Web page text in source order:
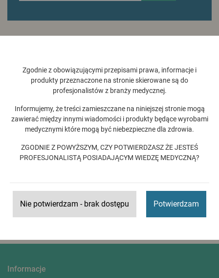
Zgodnie z obowiązującymi przepisami prawa, informacje i
produkty przeznaczone na stronie skierowane są do
profesjonalistów z branży medycznej.
Informujemy, że treści zamieszczane na niniejszej stronie mogą
zawierać między innymi wiadomości i produkty będące wyrobami
medycznymi które mogą być niebezpieczne dla zdrowia.
ZGODNIE Z POWYŻSZYM, CZY POTWIERDZASZ ŻE JESTEŚ
PROFESJONALISTĄ POSIADAJĄCYM WIEDZĘ MEDYCZNĄ?
Nie potwierdzam - brak dostępu Potwierdzam
ZHENJIANG ACROSSDENTAL
TECHNOLOGY CO., LTD
Więcej
Informacje